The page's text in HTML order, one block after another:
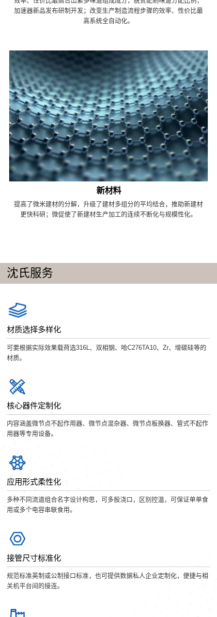
加速器新品发布研制开发；改变生产制造流程步骤的效率、性价比最
高系统全自动化。
新材料
提高了微米建材的分解，升级了建材多组分的平均结合，推助新建材
更快科研；微促使了新建材生产加工的连续不断化与规模性化。
沈氏服务
材质选择多样化
可要根据实际效果载荷选316L、双相钢、哈C276TA10、Zr、增碳硅等的
材质。
核心器件定制化
内容涵盖微节点不起作用器、微节点混杂器、微节点板换器、管式不起作
用器等专用设备。
应用形式柔性化
多种不同流道组合名字设计构思，可多股浇口，区别控温，可保证单单食
用或多个电容串联食用。
接管尺寸标准化
规范标准英制或公制接口标准，也可提供数据私人企业定制化，便捷与相
关机平台间的接连。